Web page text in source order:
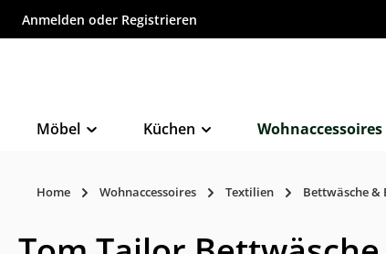
springen
Anmelden oder Registrieren
Möbel Küchen Wohnaccessoires
Home Wohnaccessoires Textilien Bettwäsche &